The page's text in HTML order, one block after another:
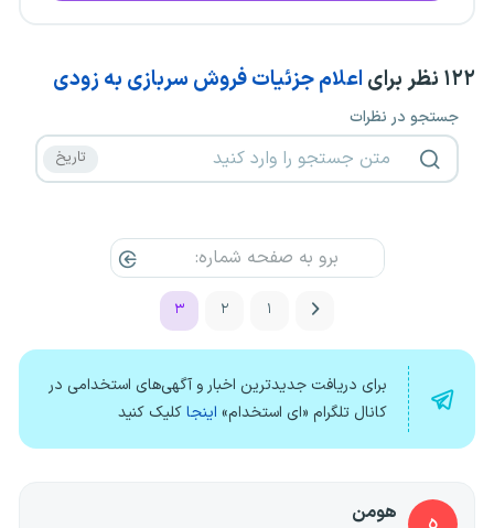
۱۲۲ نظر برای اعلام جزئیات فروش سربازی به زودی
جستجو در نظرات
۱ ۲ ۳
برای دریافت جدیدترین اخبار و آگهی‌های استخدامی در
کانال تلگرام «ای استخدام» اینجاکلیک کنید
هومن